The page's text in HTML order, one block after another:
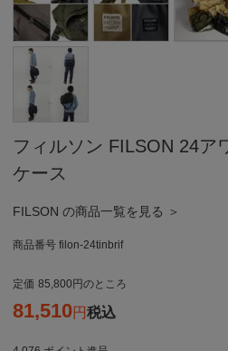
フィルソン FILSON 24ア
ケース
FILSON の商品一覧を見る ＞
商品番号 filon-24tinbrif
定価 85,800 のところ
81,510 税込